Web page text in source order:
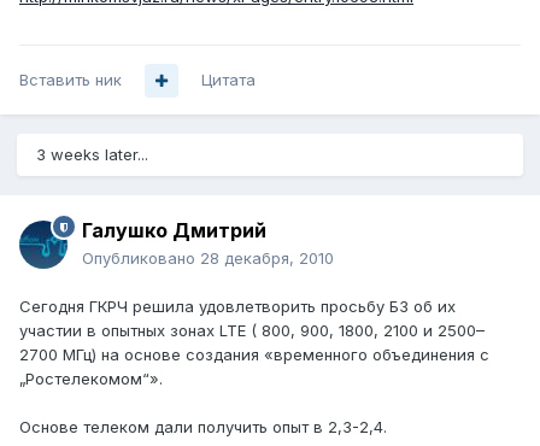
Вставить ник Цитата
3 weeks later...
Галушко Дмитрий
Опубликовано 28 декабря, 2010
Сегодня ГКРЧ решила удовлетворить просьбу Б3 об их
участии в опытных зонах LTE ( 800, 900, 1800, 2100 и 2500–
2700 МГц) на основе создания «временного объединения с
„Ростелекомом“».
Основе телеком дали получить опыт в 2,3-2,4.